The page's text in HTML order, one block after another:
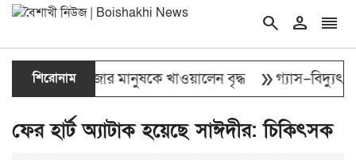
search person reorder
শিরোনাম
চল্লিশা ২ হাজার মানুষকে খাওয়ালেন বৃদ্ধ double_arrow গ্যাস–বিদ্যুৎ,
ফের হার্ট অ্যাটাক হয়েছে সাঈদীর: চিকিৎসক